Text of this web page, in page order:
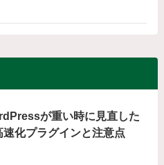
が重い時に見直した
速化プラグインと注意点